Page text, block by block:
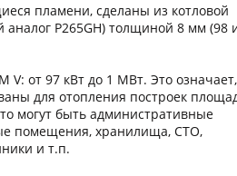
пламени, сделаны из котловой
аналог P265GН) толщиной 8 мм (98
V: от 97 кВт до 1 МВт. Это
для отопления построек
могут быть административные
помещения, хранилища, СТО,
и т.п.